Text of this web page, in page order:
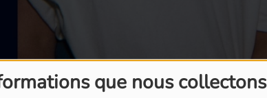
que nous collectons